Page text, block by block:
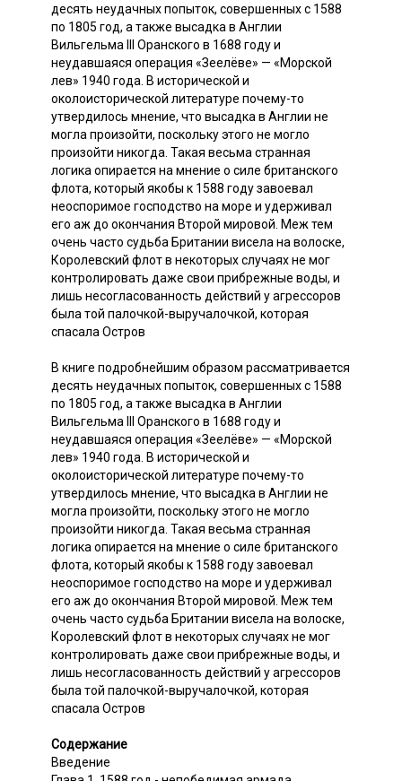
десять неудачных попыток, совершенных с 1588
по 1805 год, а также высадка в Англии
Вильгельма III Оранского в 1688 году и
неудавшаяся операция «Зеелёве» — «Морской
лев» 1940 года. В исторической и
околоисторической литературе почему-то
утвердилось мнение, что высадка в Англии не
могла произойти, поскольку этого не могло
произойти никогда. Такая весьма странная
логика опирается на мнение о силе британского
флота, который якобы к 1588 году завоевал
неоспоримое господство на море и удерживал
его аж до окончания Второй мировой. Меж тем
очень часто судьба Британии висела на волоске,
Королевский флот в некоторых случаях не мог
контролировать даже свои прибрежные воды, и
лишь несогласованность действий у агрессоров
была той палочкой-выручалочкой, которая
спасала Остров
В книге подробнейшим образом рассматривается
десять неудачных попыток, совершенных с 1588
по 1805 год, а также высадка в Англии
Вильгельма III Оранского в 1688 году и
неудавшаяся операция «Зеелёве» — «Морской
лев» 1940 года. В исторической и
околоисторической литературе почему-то
утвердилось мнение, что высадка в Англии не
могла произойти, поскольку этого не могло
произойти никогда. Такая весьма странная
логика опирается на мнение о силе британского
флота, который якобы к 1588 году завоевал
неоспоримое господство на море и удерживал
его аж до окончания Второй мировой. Меж тем
очень часто судьба Британии висела на волоске,
Королевский флот в некоторых случаях не мог
контролировать даже свои прибрежные воды, и
лишь несогласованность действий у агрессоров
была той палочкой-выручалочкой, которая
спасала Остров
Содержание
Введение